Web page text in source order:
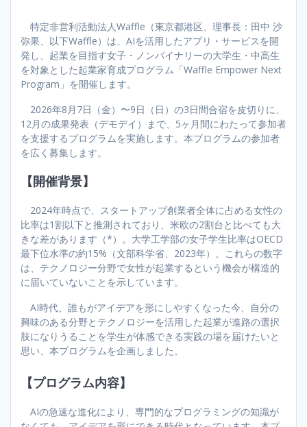
特定非営利活動法人Waffle（東京都港区、理事長：田中 沙
弥果、以下Waffle）は、AIを活用したアプリ・サービスを開
発し、起業を目指す女子・ノンバイナリーの大学生・中高生
を対象とした起業家育成プログラム「Waffle Empower Next
Program」を開催します。
2026年8月7日（金）〜9日（日）の3日間合宿を皮切りに、
12月の成果発表（デモデイ）まで、5ヶ月間にわたって参加者
を支援するプログラムを実施します。本プログラムの参加者
を広く募集します。
【開催背景】
2024年時点で、スタートアップ創業者全体に占める女性の
比率は1割以下と推測されており、米欧の2割台と比べても大
きな差があります（*）。大学工学部の女子学生比率はOECD
最下位水準の約15%（文部科学省、2023年）。これらの数字
は、テクノロジー分野で女性が起業するという機会が構造的
に届いていないことを示しています。
AI時代、誰もがアイデアを形にしやすくなった今、自分の
興味のある分野とテクノロジーを活用した起業が進路の選択
肢になりうることを学生が体感できる実践の場を届けたいと
思い、本プログラムを企画しました。
【プログラム内容】
AIの急速な進化により、専門的なプログラミングの知識が